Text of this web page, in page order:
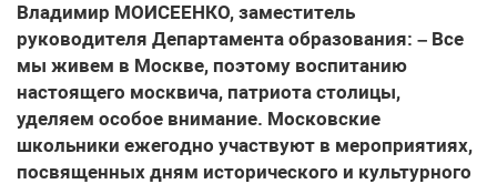
Владимир МОИСЕЕНКО, заместитель
руководителя Департамента образования: – Все
мы живем в Москве, поэтому воспитанию
настоящего москвича, патриота столицы,
уделяем особое внимание. Московские
школьники ежегодно участвуют в мероприятиях,
посвященных дням исторического и культурного